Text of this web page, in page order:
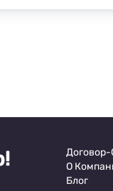
можно увидеть
О
Блог